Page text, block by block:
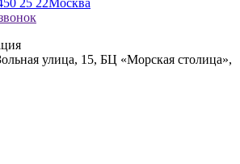
25 22Москва
улица, 15, БЦ «Морская столица»,